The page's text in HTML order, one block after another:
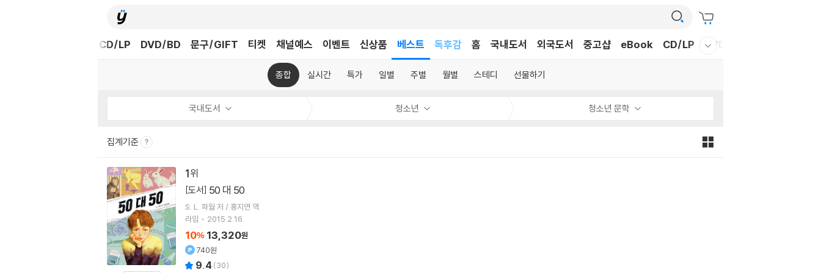
채널예스 이벤트 신상품 베스트
독후감
홈 국내도서 외국도서 중고샵 eBook CD/LP DVD/BD
CD/LP DVD/BD 문구/GIFT 티켓
종합 실시간 특가 일별 주별 월별 스테디 선물하기
국내도서 청소년 청소년 문학
집계기준
1
[도서] 50 대 50
S. L. 파월 저 / 홍지연 역
라임
2015.2.16.
10% 13,320원
740원
9.4 (30)